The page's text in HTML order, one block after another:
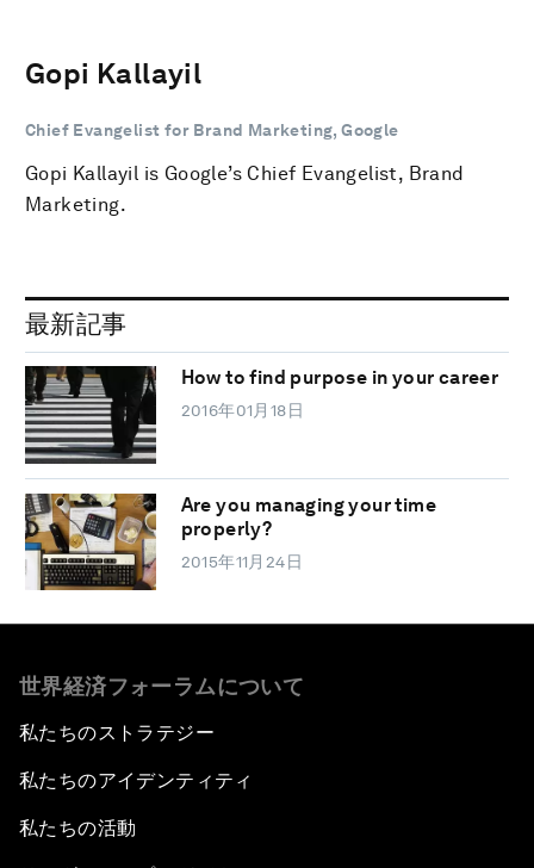
Gopi Kallayil
Chief Evangelist for Brand Marketing, Google
Gopi Kallayil is Google’s Chief Evangelist, Brand
Marketing.
最新記事
How to find purpose in your career
2016年01月18日
Are you managing your time
properly?
2015年11月24日
世界経済フォーラムについて
私たちのストラテジー
私たちのアイデンティティ
私たちの活動